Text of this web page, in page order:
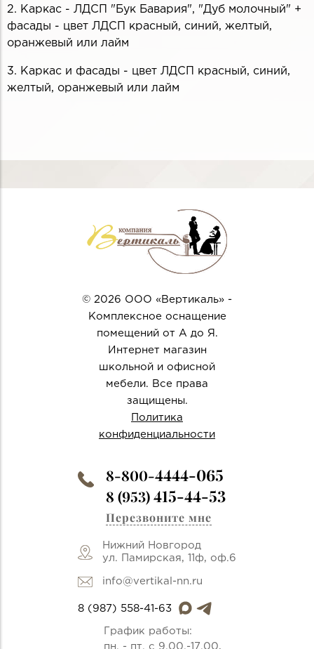
2. Каркас - ЛДСП "Бук Бавария", "Дуб молочный" +
фасады - цвет ЛДСП красный, синий, желтый,
оранжевый или лайм
3. Каркас и фасады - цвет ЛДСП красный, синий,
желтый, оранжевый или лайм
© 2026 ООО «Вертикаль» -
Комплексное оснащение
помещений от А до Я.
Интернет магазин
школьной и офисной
мебели. Все права
защищены.
Политика
конфиденциальности
8-800-4444-065
8 (953)415-44-53
Перезвоните мне
Нижний Новгород
ул. Памирская, 11ф, оф.6
info@vertikal-nn.ru
8 (987) 558-41-63
График работы:
пн. - пт. с 9.00.-17.00,